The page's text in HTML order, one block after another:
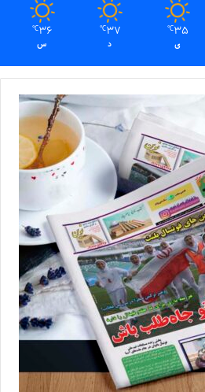
35
℃
ی
37
℃
د
36
℃
س